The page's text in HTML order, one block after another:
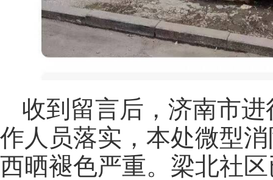
收到留言后，济南市
作人员落实，本处微型
西晒褪色严重。梁北社